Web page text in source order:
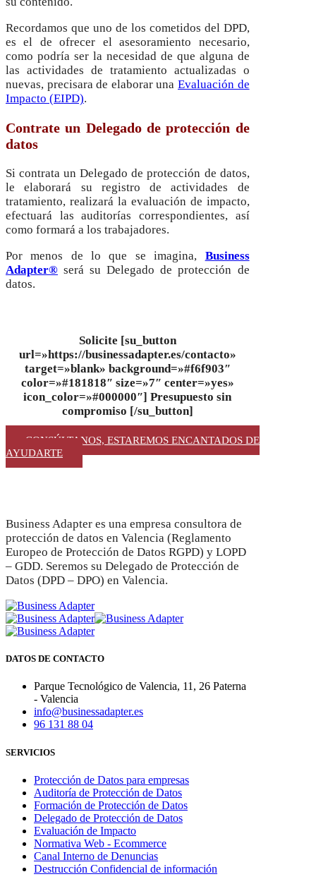
Recordamos que uno de los cometidos del DPD,
es el de ofrecer el asesoramiento necesario,
como podría ser la necesidad de que alguna de
las actividades de tratamiento actualizadas o
nuevas, precisara de elaborar una Evaluación de
Impacto (EIPD).
Contrate un Delegado de protección de
datos
Si contrata un Delegado de protección de datos,
le elaborará su registro de actividades de
tratamiento, realizará la evaluación de impacto,
efectuará las auditorías correspondientes, así
como formará a los trabajadores.
Por menos de lo que se imagina, Business
Adapter® será su Delegado de protección de
datos.
Solicite [su_button
url=»https://businessadapter.es/contacto»
target=»blank» background=»#f6f903″
color=»#181818″ size=»7″ center=»yes»
icon_color=»#000000″] Presupuesto sin
compromiso [/su_button]
CONSÚLTANOS, ESTAREMOS ENCANTADOS DE
AYUDARTE
Business Adapter es una empresa consultora de
protección de datos en Valencia (Reglamento
Europeo de Protección de Datos RGPD) y LOPD
– GDD. Seremos su Delegado de Protección de
Datos (DPD – DPO) en Valencia.
DATOS DE CONTACTO
Parque Tecnológico de Valencia, 11, 26 Paterna
- Valencia
info@businessadapter.es
96 131 88 04
SERVICIOS
Protección de Datos para empresas
Auditoría de Protección de Datos
Formación de Protección de Datos
Delegado de Protección de Datos
Evaluación de Impacto
Normativa Web - Ecommerce
Canal Interno de Denuncias
Destrucción Confidencial de información